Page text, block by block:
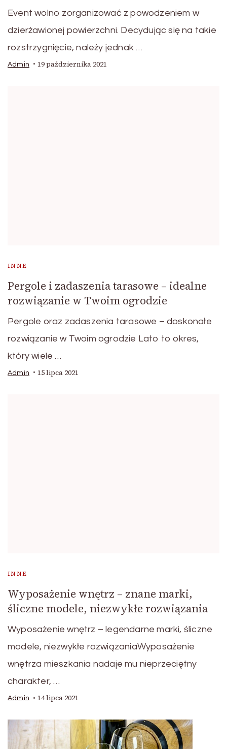
Event wolno zorganizować z powodzeniem w
dzierżawionej powierzchni. Decydując się na takie
rozstrzygnięcie, należy jednak …
Admin 19 października 2021
INNE
Pergole i zadaszenia tarasowe – idealne
rozwiązanie w Twoim ogrodzie
Pergole oraz zadaszenia tarasowe – doskonałe
rozwiązanie w Twoim ogrodzie Lato to okres,
który wiele …
Admin 15 lipca 2021
INNE
Wyposażenie wnętrz – znane marki,
śliczne modele, niezwykłe rozwiązania
Wyposażenie wnętrz – legendarne marki, śliczne
modele, niezwykłe rozwiązaniaWyposażenie
wnętrza mieszkania nadaje mu nieprzeciętny
charakter, …
Admin 14 lipca 2021